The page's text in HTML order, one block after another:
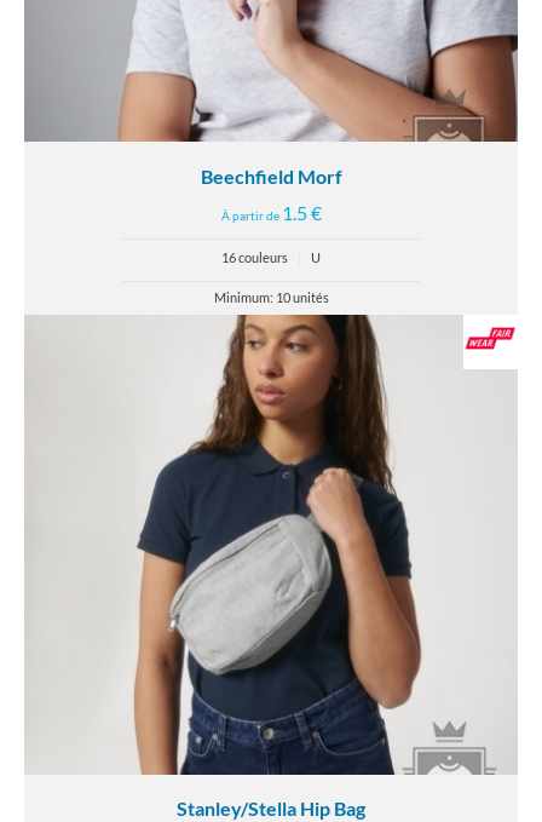
Beechfield Morf
À partir de 1.5 €
16 couleurs U
Minimum: 10 unités
Stanley/Stella Hip Bag